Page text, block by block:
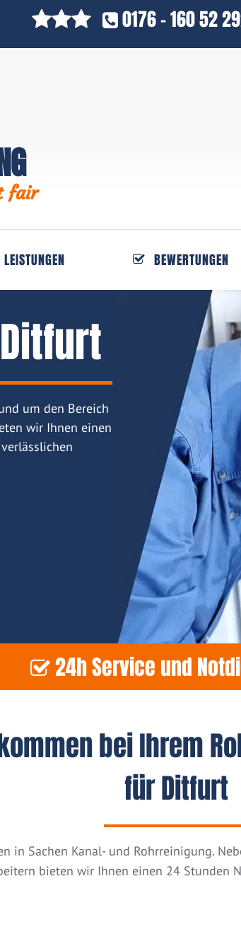
0176 - 160 52
fair
LEISTUNGEN BEWERTUNGEN
um den Bereich
wir Ihnen einen
24h Service und
bei Ihrem
für Ditfurt
in Sachen Kanal- und Rohrreinigung.
bieten wir Ihnen einen 24 Stunden